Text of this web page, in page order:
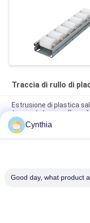
Traccia di rullo di
Estrusione di plastica
trasportatore a rulli per
Trasportatore a rulli del
sottile DY-6033 per il
DY-8533 Migliora
Cynthia
Good day, what product